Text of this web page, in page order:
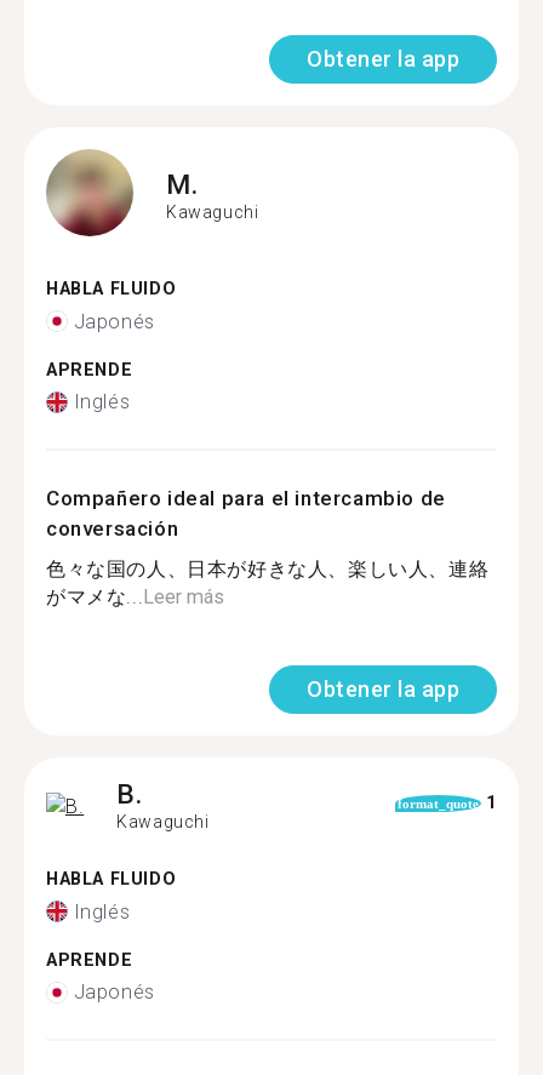
Obtener la app
M.
Kawaguchi
HABLA FLUIDO
Japonés
APRENDE
Inglés
Compañero ideal para el intercambio de
conversación
色々な国の人、日本が好きな人、楽しい人、連絡
がマメな...Leer más
Obtener la app
B.
Kawaguchi
format_quote 1
HABLA FLUIDO
Inglés
APRENDE
Japonés